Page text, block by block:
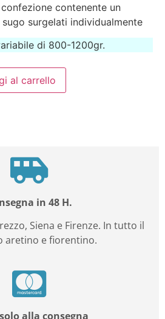
contenente un
surgelati individualmente
di 800-1200gr.
al carrello
in 48 H.
Siena e Firenze. In tutto il
aretino e fiorentino.
alla consegna